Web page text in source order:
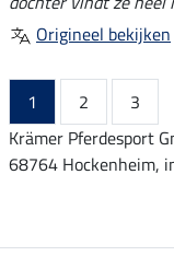
Origineel bekijken
1 2
3
Krämer Pferdesport
68764 Hockenheim,